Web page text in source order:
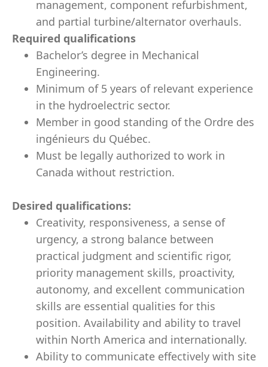
management, component refurbishment,
and partial turbine/alternator overhauls.
Required qualifications
Bachelor’s degree in Mechanical
Engineering.
Minimum of 5 years of relevant experience
in the hydroelectric sector.
Member in good standing of the Ordre des
ingénieurs du Québec.
Must be legally authorized to work in
Canada without restriction.
Desired qualifications:
Creativity, responsiveness, a sense of
urgency, a strong balance between
practical judgment and scientific rigor,
priority management skills, proactivity,
autonomy, and excellent communication
skills are essential qualities for this
position. Availability and ability to travel
within North America and internationally.
Ability to communicate effectively with site